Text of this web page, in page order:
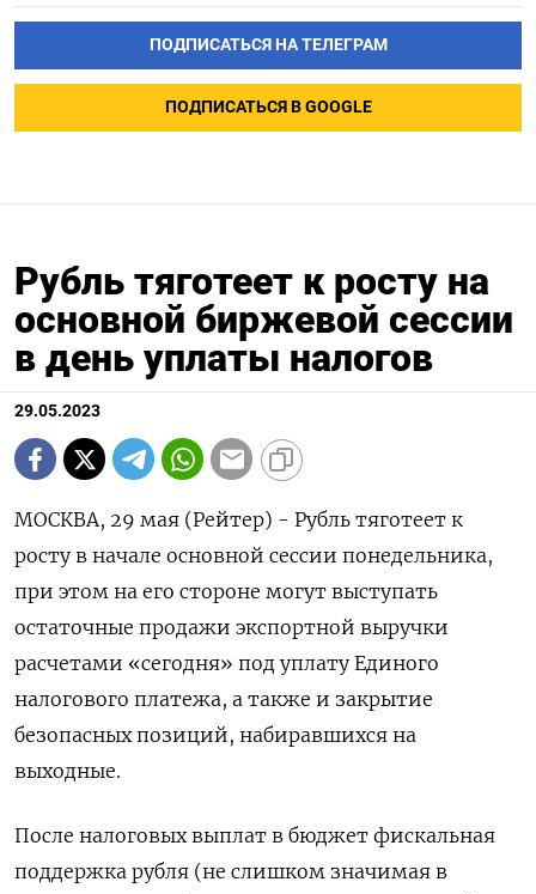
ПОДПИСАТЬСЯ НА ТЕЛЕГРАМ
ПОДПИСАТЬСЯ В GOOGLE
Рубль тяготеет к росту на
основной биржевой сессии
в день уплаты налогов
29.05.2023
МОСКВА, 29 мая (Рейтер) - Рубль тяготеет к
росту в начале основной сессии понедельника,
при этом на его стороне могут выступать
остаточные продажи экспортной выручки
расчетами «сегодня» под уплату Единого
налогового платежа, а также и закрытие
безопасных позиций, набиравшихся на
выходные.
После налоговых выплат в бюджет фискальная
поддержка рубля (не слишком значимая в